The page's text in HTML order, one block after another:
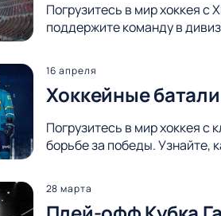
Погрузитесь в мир хоккея
поддержите команду в
16 апреля
Хоккейные
Погрузитесь в мир хоккея
борьбе за победы. Узнайте,
28 марта